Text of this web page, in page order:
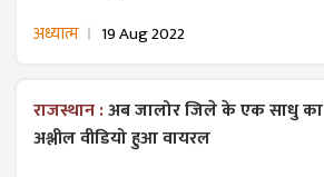
अध्यात्म 19 Aug 2022
राजस्थान :अब जालोर जिले के एक साधु का
अश्लील वीडियो हुआ वायरल